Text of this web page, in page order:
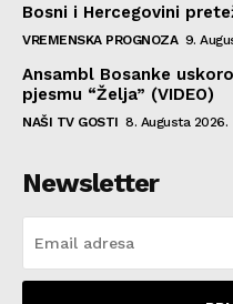
Bosni i Hercegovini
VREMENSKA PROGNOZA 9.
Ansambl Bosanke
pjesmu “Želja” (VIDEO)
NAŠI TV GOSTI 8. Augusta 2026.
Newsletter